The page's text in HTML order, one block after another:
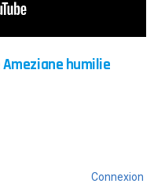
Ameziane humilie
Connexion